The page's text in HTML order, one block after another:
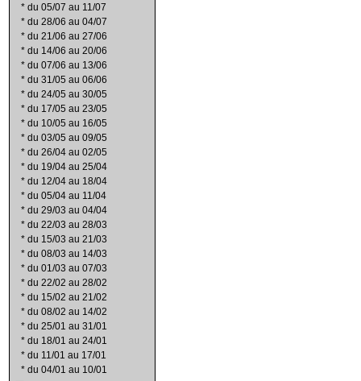
* du 05/07 au 11/07
* du 28/06 au 04/07
* du 21/06 au 27/06
* du 14/06 au 20/06
* du 07/06 au 13/06
* du 31/05 au 06/06
* du 24/05 au 30/05
* du 17/05 au 23/05
* du 10/05 au 16/05
* du 03/05 au 09/05
* du 26/04 au 02/05
* du 19/04 au 25/04
* du 12/04 au 18/04
* du 05/04 au 11/04
* du 29/03 au 04/04
* du 22/03 au 28/03
* du 15/03 au 21/03
* du 08/03 au 14/03
* du 01/03 au 07/03
* du 22/02 au 28/02
* du 15/02 au 21/02
* du 08/02 au 14/02
* du 25/01 au 31/01
* du 18/01 au 24/01
* du 11/01 au 17/01
* du 04/01 au 10/01